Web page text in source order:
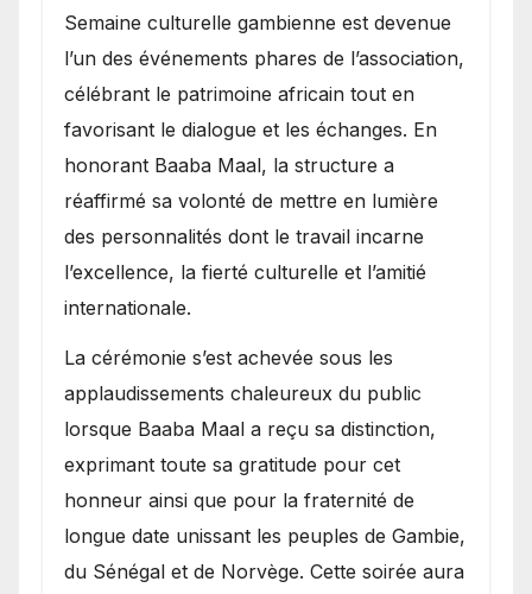
Semaine culturelle gambienne est devenue
l’un des événements phares de l’association,
célébrant le patrimoine africain tout en
favorisant le dialogue et les échanges. En
honorant Baaba Maal, la structure a
réaffirmé sa volonté de mettre en lumière
des personnalités dont le travail incarne
l’excellence, la fierté culturelle et l’amitié
internationale.
​La cérémonie s’est achevée sous les
applaudissements chaleureux du public
lorsque Baaba Maal a reçu sa distinction,
exprimant toute sa gratitude pour cet
honneur ainsi que pour la fraternité de
longue date unissant les peuples de Gambie,
du Sénégal et de Norvège. Cette soirée aura